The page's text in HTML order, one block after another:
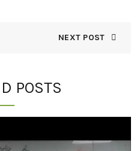
NEXT POST
POSTS